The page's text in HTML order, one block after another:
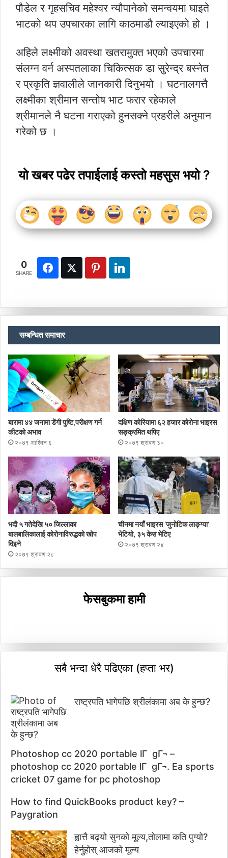
पौडेल र गृहसचिव महेश्वर न्यौपानेको समन्वयमा घाइते
भाटको थप उपचारका लागि काठमाडौ ल्याइएको हो ।
अहिले लक्ष्मीको अवस्था खतरामुक्त भएको उपचारमा
संलग्न वर्न अस्पतलाका चिकित्सक डा सुरेन्द्र बस्नेत
र प्रकृति ज्ञवालीले जानकारी दिनुभयो । घटनालगत्तै
लक्ष्मीका श्रीमान सन्तोष भाट फरार रहेकाले
श्रीमानले नै घटना गराएको हुनसक्ने प्रहरीले अनुमान
गरेको छ ।
यो खबर पढेर तपाईलाई कस्तो महसुस भयो ?
0
SHARE
सम्बन्धित समाचार
बारामा ४४ जनामा डेंगी पुष्टि,परीक्षण गर्न
कीटको अभाव
२०७९ आश्विन ६
दक्षिण कोरियामा ६२ हजार कोरोना भाइरस
सङ्क्रमित थपिए
२०७९ श्रावण ३०
भदौ ५ गतेदेखि ५० जिल्लाका
बालबालिकालाई कोरोनाविरुद्धको खोप
दिइने
२०७९ श्रावण २८
चीनमा नयाँ भाइरस ‘जुनोटिक लाङ्ग्या’
भेटियो, ३५ केस भेटिए
२०७९ श्रावण २४
फेसबुकमा हामी
सबै भन्दा धेरै पढिएका (हप्ता भर)
राष्ट्रपति भागेपछि श्रीलंकामा अब के हुन्छ?
Photoshop cc 2020 portable lГ gГ¬ –
photoshop cc 2020 portable lГ gГ¬. Ea sports
cricket 07 game for pc photoshop
How to find QuickBooks product key? –
Paygration
ह्वात्तै बढ्यो सुनको मूल्य,तोलामा कति पुग्यो?
हेर्नुहोस् आजको मूल्य